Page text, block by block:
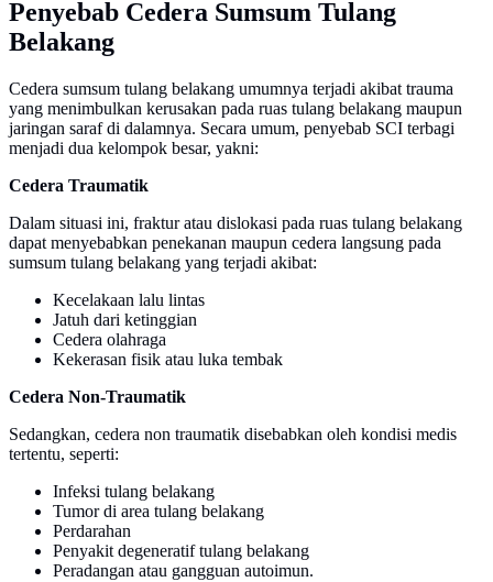
Penyebab Cedera Sumsum Tulang
Belakang
Cedera sumsum tulang belakang umumnya terjadi akibat trauma
yang menimbulkan kerusakan pada ruas tulang belakang maupun
jaringan saraf di dalamnya. Secara umum, penyebab SCI terbagi
menjadi dua kelompok besar, yakni:
Cedera Traumatik
Dalam situasi ini, fraktur atau dislokasi pada ruas tulang belakang
dapat menyebabkan penekanan maupun cedera langsung pada
sumsum tulang belakang yang terjadi akibat:
Kecelakaan lalu lintas
Jatuh dari ketinggian
Cedera olahraga
Kekerasan fisik atau luka tembak
Cedera Non-Traumatik
Sedangkan, cedera non traumatik disebabkan oleh kondisi medis
tertentu, seperti:
Infeksi tulang belakang
Tumor di area tulang belakang
Perdarahan
Penyakit degeneratif tulang belakang
Peradangan atau gangguan autoimun.